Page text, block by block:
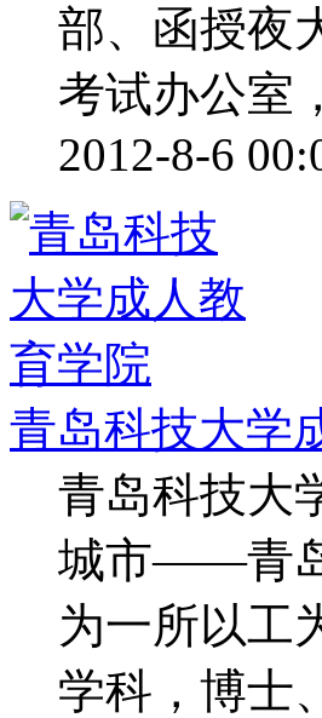
部、函授夜
考试办公室
2012-8-6
青岛科技大学
青岛科技大
城市——青
为一所以工
学科，博士